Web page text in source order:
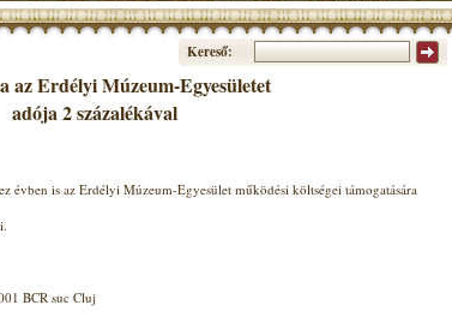
Kereső:
az Erdélyi Múzeum-Egyesületet
adója 2 százalékával
évben is az Erdélyi Múzeum-Egyesület működési költségei támogatására
BCR suc Cluj